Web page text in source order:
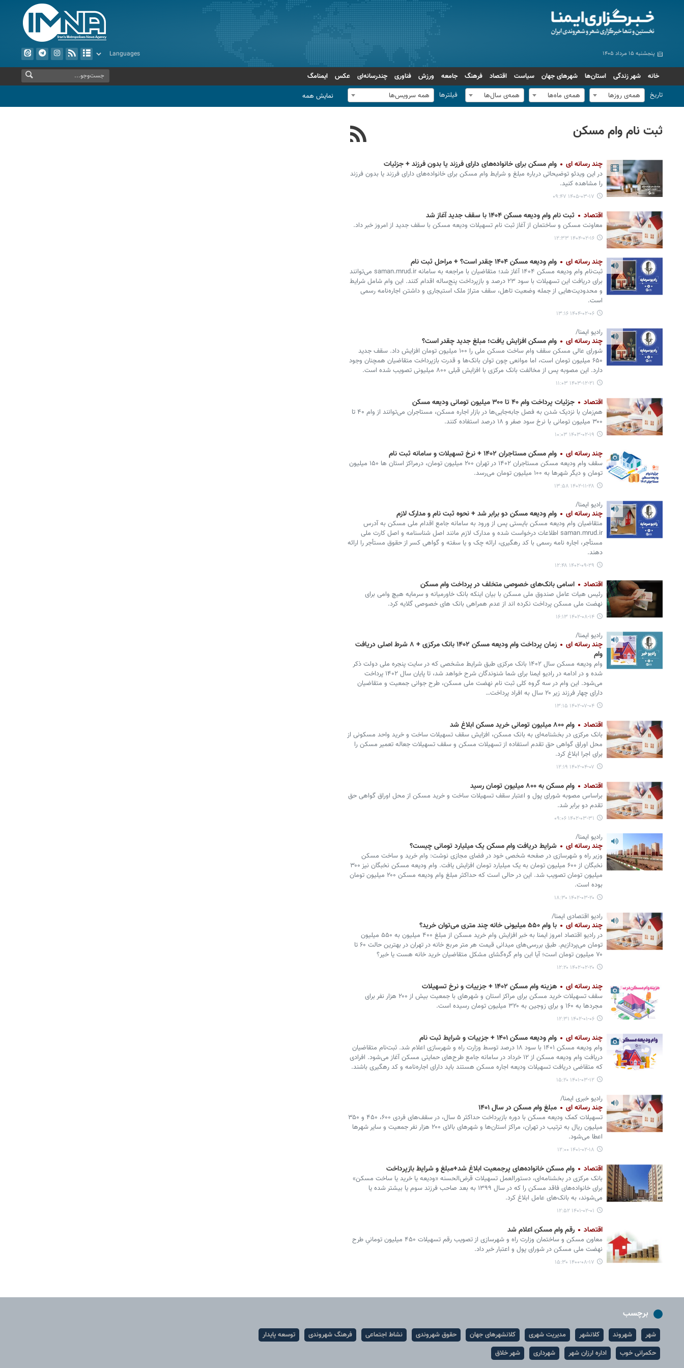
پنجشنبه ۱۵ مرداد ۱۴۰۵
خانه شهر زندگی استان‌ها شهرهای جهان سیاست اقتصاد فرهنگ جامعه ورزش فناوری چندرسانه‌ای عکس
ایمنامگ
تاریخ
همه‌ی روزها همه‌ی ماه‌ها همه‌ی سال‌ها فیلترها همه سرویس‌ها نمایش همه
ثبت نام وام مسکن
چند رسانه ای وام مسکن برای خانواده‌های دارای فرزند یا بدون فرزند + جزئیات
در این ویدئو توضیحاتی درباره مبلغ و شرایط وام مسکن برای خانواده‌های دارای فرزند یا بدون فرزند
را مشاهده کنید.
۱۴۰۵-۰۳-۱۷ ۰۹:۴۷
اقتصاد ثبت نام وام ودیعه مسکن ۱۴۰۴ با سقف جدید آغاز شد
معاونت مسکن و ساختمان از آغاز ثبت نام تسهیلات ودیعه مسکن با سقف جدید از امروز خبر داد.
۱۴۰۴-۰۲-۱۶ ۱۲:۳۳
چند رسانه ای وام ودیعه مسکن ۱۴۰۴ چقدر است؟ + مراحل ثبت نام
ثبت‌نام وام ودیعه مسکن ۱۴۰۴ آغاز شد؛ متقاضیان با مراجعه به سامانه saman.mrud.ir می‌توانند
برای دریافت این تسهیلات با سود ۲۳ درصد و بازپرداخت پنج‌ساله اقدام کنند. این وام شامل شرایط
و محدودیت‌هایی از جمله وضعیت تاهل، سقف متراژ ملک استیجاری و داشتن اجاره‌نامه رسمی
است.
۱۴۰۴-۰۲-۰۶ ۱۳:۱۶
رادیو ایمنا/
چند رسانه ای وام مسکن افزایش یافت؛ مبلغ جدید چقدر است؟
شورای عالی مسکن سقف وام ساخت مسکن ملی را ۱۰۰ میلیون تومان افزایش داد. سقف جدید
۶۵۰ میلیون تومان است، اما موانعی چون توان بانک‌ها و قدرت بازپرداخت متقاضیان همچنان وجود
دارد. این مصوبه پس از مخالفت بانک مرکزی با افزایش قبلی ۸۰۰ میلیونی تصویب شده است.
۱۴۰۳-۱۲-۲۱ ۱۱:۰۳
اقتصاد جزئیات پرداخت وام ۴۰ تا ۳۰۰ میلیون تومانی ودیعه مسکن
هم‌زمان با نزدیک شدن به فصل جابه‌جایی‌ها در بازار اجاره مسکن، مستاجران می‌توانند از وام ۴۰ تا
۳۰۰ میلیون تومانی با نرخ سود صفر و ۱۸ درصد استفاده کنند.
۱۴۰۳-۰۲-۱۹ ۱۰:۰۳
چند رسانه ای وام مسکن مستاجران ۱۴۰۲ + نرخ تسهیلات و سامانه ثبت نام
سقف وام ودیعه مسکن مستاجران ۱۴۰۲ در تهران ۲۰۰ میلیون تومان، درمراکز استان ها ۱۵۰ میلیون
تومان و دیگر شهرها به ۱۰۰ میلیون تومان می‌رسد.
۱۴۰۲-۱۱-۲۸ ۱۳:۵۸
رادیو ایمنا/
چند رسانه ای وام ودیعه مسکن دو برابر شد + نحوه ثبت نام و مدارک لازم
متقاضیان وام ودیعه مسکن بایستی پس از ورود به سامانه جامع اقدام ملی مسکن به آدرس
saman.mrud.ir اطلاعات درخواست شده و مدارک لازم مانند اصل شناسنامه و اصل کارت ملی
مستأجر، اجاره نامه رسمی با کد رهگیری، ارائه چک و یا سفته و گواهی کسر از حقوق مستأجر را ارائه
دهند.
۱۴۰۲-۰۹-۲۹ ۱۲:۴۸
اقتصاد اسامی بانک‌های خصوصی متخلف در پرداخت وام مسکن
رئیس هیات عامل صندوق ملی مسکن با بیان اینکه بانک خاورمیانه و سرمایه هیچ وامی برای
نهضت ملی مسکن پرداخت نکرده اند از عدم همراهی بانک های خصوصی گلایه کرد.
۱۴۰۲-۰۸-۱۴ ۱۶:۱۳
رادیو ایمنا/
چند رسانه ای
زمان پرداخت وام ودیعه مسکن ۱۴۰۲ بانک مرکزی + ۸ شرط اصلی دریافت
وام
وام ودیعه مسکن سال ۱۴۰۲ بانک مرکزی طبق شرایط مشخصی که در سایت پنجره ملی دولت ذکر
شده و در ادامه در رادیو ایمنا برای شما شنوندگان شرح خواهد شد، تا پایان سال ۱۴۰۲ پرداخت
می‌شود. این وام در سه گروه کلی ثبت نام نهضت ملی مسکن، طرح جوانی جمعیت و متقاضیان
دارای چهار فرزند زیر ۲۰ سال به افراد پرداخت…
۱۴۰۲-۰۷-۰۴ ۱۳:۱۵
اقتصاد وام ۸۰۰ میلیون تومانی خرید مسکن ابلاغ شد
بانک مرکزی در بخشنامه‌ای به بانک مسکن، افزایش سقف‌ تسهیلات ساخت و خرید واحد مسکونی از
محل اوراق گواهی حق تقدم استفاده از تسهیلات مسکن و سقف تسهیلات جعاله تعمیر مسکن را
برای اجرا ابلاغ کرد.
۱۴۰۲-۰۴-۰۷ ۱۲:۱۹
اقتصاد وام مسکن به ۸۰۰ میلیون تومان رسید
براساس مصوبه شورای پول و اعتبار سقف تسهیلات ساخت و خرید مسکن از محل اوراق گواهی حق
تقدم دو برابر شد.
۱۴۰۲-۰۳-۳۱ ۰۹:۰۶
رادیو ایمنا/
چند رسانه ای شرایط دریافت وام مسکن یک میلیارد تومانی چیست؟
وزیر راه و شهرسازی در صفحه شخصی خود در فضای مجازی نوشت: وام خرید و ساخت مسکن
نخبگان از ۶۰۰ میلیون تومان به یک میلیارد تومان افزایش یافت. وام ودیعه مسکن نخبگان نیز ۳۰۰
میلیون تومان تصویب شد. این در حالی است که حداکثر مبلغ وام ودیعه مسکن ۲۰۰ میلیون تومان
بوده است.
۱۴۰۲-۰۳-۲۰ ۱۸:۳۰
رادیو اقتصادی ایمنا/
چند رسانه ای با وام ۵۵۰ میلیونی خانه چند متری می‌توان خرید؟
در رادیو اقتصاد امروز ایمنا به خبر افزایش وام خرید مسکن از مبلغ ۴۰۰ میلیون به ۵۵۰ میلیون
تومان می‌پردازیم. طبق بررسی‌های میدانی قیمت هر متر مربع خانه در تهران در بهترین حالت ۶۰ تا
۷۰ میلیون تومان است؛ آیا این وام گره‌گشای مشکل متقاضیان خرید خانه هست یا خیر؟
۱۴۰۲-۰۲-۲۰ ۱۲:۲۰
چند رسانه ای هزینه وام مسکن ۱۴۰۲ + جزییات و نرخ تسهیلات
سقف تسهیلات خرید مسکن برای مراکز استان و شهرهای با جمعیت بیش از ۲۰۰ هزار نفر برای
مجردها به ۱۶۰ و برای زوجین به ۳۲۰ میلیون تومان رسیده است.
۱۴۰۲-۰۱-۰۶ ۱۲:۳۱
چند رسانه ای وام ودیعه مسکن ۱۴۰۱ + جزییات و شرایط ثبت نام
وام ودیعه مسکن ۱۴۰۱ با سود ۱۸ درصد توسط وزارت راه و شهرسازی اعلام شد. ثبت‌نام متقاضیان
دریافت وام ودیعه مسکن از ۱۲ خرداد در سامانه جامع طرح‌های حمایتی مسکن آغاز می‌شود. افرادی
که متقاضی دریافت تسهیلات ودیعه اجاره مسکن هستند باید دارای اجاره‌نامه و کد رهگیری باشند.
۱۴۰۱-۰۳-۱۲ ۱۵:۲۰
رادیو خبری ایمنا/
چند رسانه ای مبلغ وام مسکن در سال ۱۴۰۱
تسهیلات کمک ودیعه مسکن با دوره بازپرداخت حداکثر ۵ سال، در سقف‌های فردی ۶۰۰، ۴۵۰ و ۳۵۰
میلیون ریال به ترتیب در تهران، مراکز استان‌ها و شهرهای بالای ۲۰۰ هزار نفر جمعیت و سایر شهرها
اعطا می‌شود.
۱۴۰۱-۰۲-۱۸ ۱۲:۰۰
اقتصاد وام مسکن خانواده‌های پرجمعیت ابلاغ شد+مبلغ و شرایط بازپرداخت
بانک مرکزی در بخشنامه‌ای، دستورالعمل تسهیلات قرض‌الحسنه «ودیعه یا خرید یا ساخت مسکن»
برای خانواده‌های فاقد مسکن را که در سال ۱۳۹۹ به بعد صاحب فرزند سوم یا بیشتر شده یا
می‌شوند، به بانک‌های عامل ابلاغ کرد.
۱۴۰۱-۰۲-۰۱ ۱۲:۵۲
اقتصاد رقم وام مسکن اعلام شد
معاون مسکن و ساختمان وزارت راه و شهرسازی از تصویب رقم تسهیلات ۴۵۰ میلیون تومانیِ طرح
نهضت ملی مسکن در شورای پول و اعتبار خبر داد.
۱۴۰۰-۰۸-۱۷ ۱۵:۳۰
برچسب
شهر شهروند کلانشهر مدیریت شهری کلانشهرهای جهان حقوق شهروندی نشاط اجتماعی فرهنگ شهروندی
توسعه پایدار
حکمرانی خوب
اداره ارزان شهر شهرداری شهر خلاق